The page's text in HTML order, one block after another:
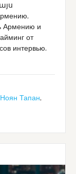
Армению и
от
интервью.
Ноян Тапан,